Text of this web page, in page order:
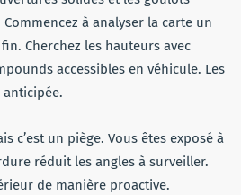
à analyser la carte un
Cherchez les hauteurs avec
accessibles en véhicule. Les
c’est un piège. Vous êtes exposé à
réduit les angles à surveiller.
de manière proactive.